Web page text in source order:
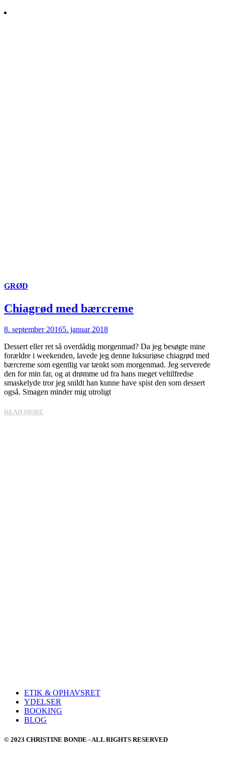
Skip
GRØD
Chiagrød med bærcreme
8. september 20165. januar 2018
Dessert eller ret så overdådig morgenmad? Da jeg besøgte mine
forældre i weekenden, lavede jeg denne luksuriøse chiagrød med
bærcreme som egentlig var tænkt som morgenmad. Jeg serverede
den for min far, og at drømme ud fra hans meget veltilfredse
smaskelyde tror jeg snildt han kunne have spist den som dessert
også. Smagen minder mig utroligt
READ MORE
ETIK & OPHAVSRET
YDELSER
BOOKING
BLOG
© 2023 CHRISTINE BONDE - ALL RIGHTS RESERVED